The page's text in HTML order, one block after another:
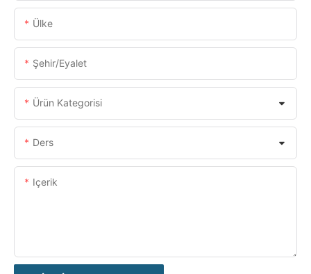
Ülke
Şehir/eyalet
Ürün Kategorisi
Ders
Içerik